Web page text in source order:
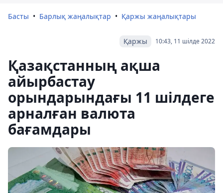
Басты Барлық жаңалықтар Қаржы жаңалықтары
10:43, 11 шілде 2022
Қаржы
Қазақстанның ақша
айырбастау
орындарындағы 11 шілдеге
арналған валюта
бағамдары